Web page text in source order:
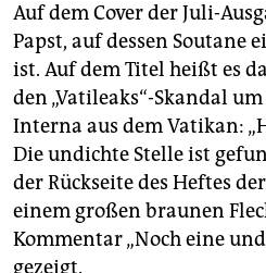
Auf dem Cover der Juli-
Papst, auf dessen Soutane
ist. Auf dem Titel heißt es
den „Vatileaks“-Skandal
Interna aus dem Vatikan:
Die undichte Stelle ist
der Rückseite des Heftes
einem großen braunen
Kommentar „Noch eine
gezeigt.